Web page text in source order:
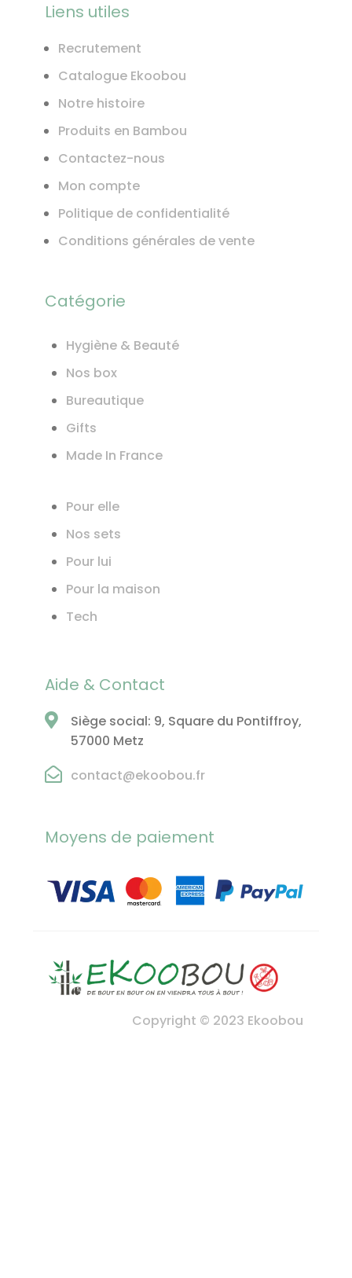
Liens utiles
Recrutement
Catalogue Ekoobou
Notre histoire
Produits en Bambou
Contactez-nous
Mon compte
Politique de confidentialité
Conditions générales de vente
Catégorie
Hygiène & Beauté
Nos box
Bureautique
Gifts
Made In France
Pour elle
Nos sets
Pour lui
Pour la maison
Tech
Aide & Contact
Siège social: 9, Square du Pontiffroy,
57000 Metz
contact@ekoobou.fr
Moyens de paiement
Copyright © 2023 Ekoobou